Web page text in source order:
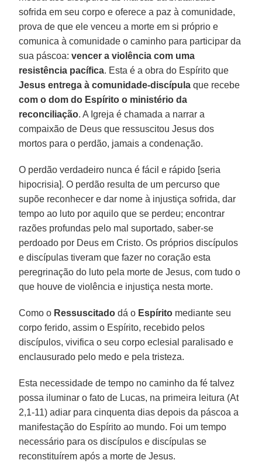
sofrida em seu corpo e oferece a paz à comunidade,
prova de que ele venceu a morte em si próprio e
comunica à comunidade o caminho para participar da
sua páscoa: vencer a violência com uma
resistência pacífica. Esta é a obra do Espírito que
Jesus entrega à comunidade-discípula que recebe
com o dom do Espírito o ministério da
reconciliação. A Igreja é chamada a narrar a
compaixão de Deus que ressuscitou Jesus dos
mortos para o perdão, jamais a condenação.
O perdão verdadeiro nunca é fácil e rápido [seria
hipocrisia]. O perdão resulta de um percurso que
supõe reconhecer e dar nome à injustiça sofrida, dar
tempo ao luto por aquilo que se perdeu; encontrar
razões profundas pelo mal suportado, saber-se
perdoado por Deus em Cristo. Os próprios discípulos
e discípulas tiveram que fazer no coração esta
peregrinação do luto pela morte de Jesus, com tudo o
que houve de violência e injustiça nesta morte.
Como o Ressuscitado dá o Espírito mediante seu
corpo ferido, assim o Espírito, recebido pelos
discípulos, vivifica o seu corpo eclesial paralisado e
enclausurado pelo medo e pela tristeza.
Esta necessidade de tempo no caminho da fé talvez
possa iluminar o fato de Lucas, na primeira leitura (At
2,1-11) adiar para cinquenta dias depois da páscoa a
manifestação do Espírito ao mundo. Foi um tempo
necessário para os discípulos e discípulas se
reconstituírem após a morte de Jesus.